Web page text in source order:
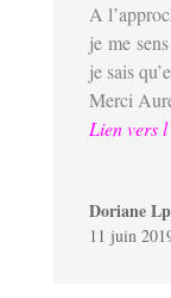
A
je me
je sais
Merci
Lien vers
Doriane
11 juin